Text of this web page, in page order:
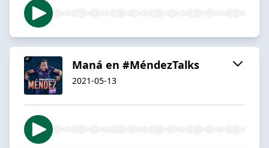
Maná en #MéndezTalks
2021-05-13